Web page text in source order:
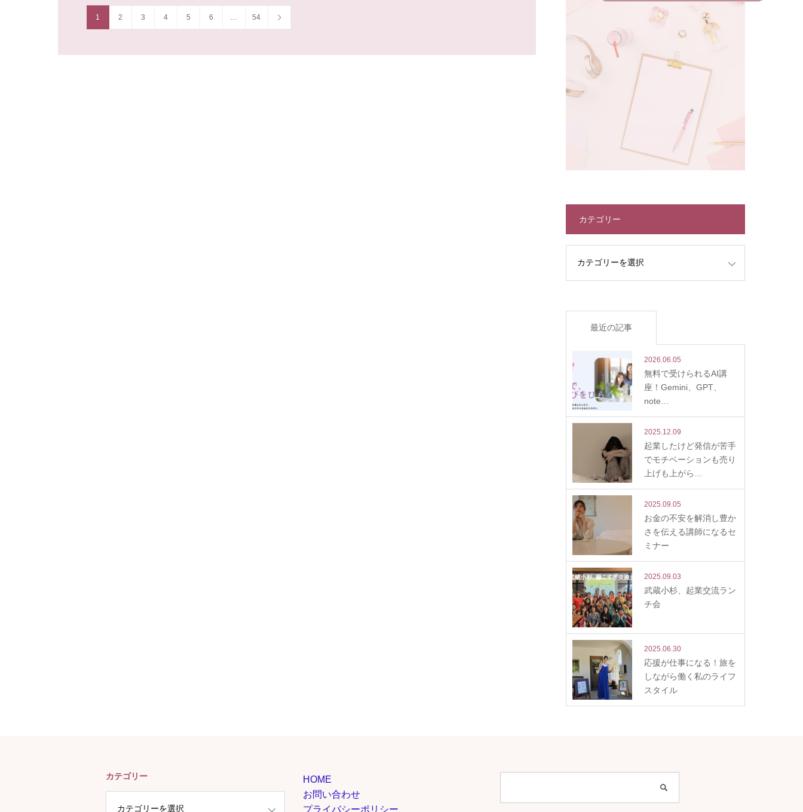
1 2 3 4 5 6 … 54
カテゴリー
最近の記事
2026.06.05
無料で受けられるAI講
座！Gemini、GPT、
note…
2025.12.09
起業したけど発信が苦手
でモチベーションも売り
上げも上がら…
2025.09.05
お金の不安を解消し豊か
さを伝える講師になるセ
ミナー
2025.09.03
武蔵小杉、起業交流ラン
チ会
2025.06.30
応援が仕事になる！旅を
しながら働く私のライフ
スタイル
カテゴリー
HOME
お問い合わせ
プライバシーポリシー